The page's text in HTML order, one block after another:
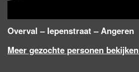
Overval – Iepenstraat – Angeren
Meer gezochte personen bekijken